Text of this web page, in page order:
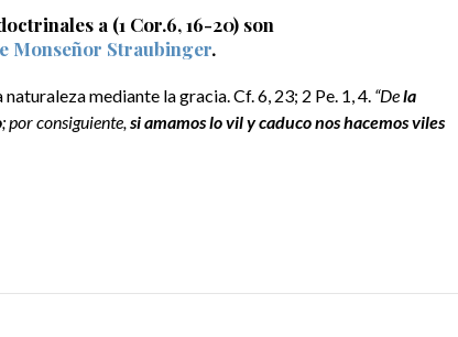
a (1 Cor.6, 16-20) son
Monseñor Straubinger.
mediante la gracia. Cf. 6, 23; 2 Pe. 1, 4. “Dela
; por consiguiente,si amamos lo vil y caduco nos hacemos viles